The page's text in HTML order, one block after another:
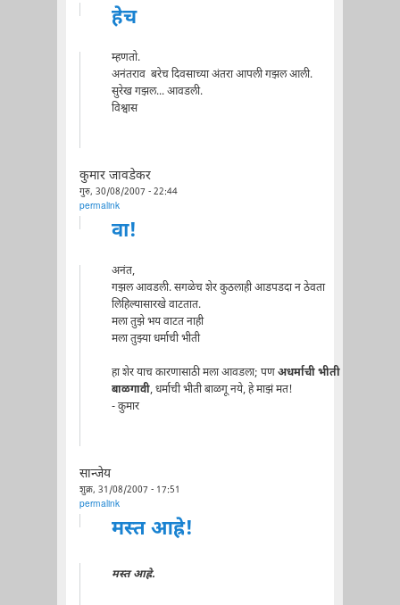
हेच
म्हणतो.
अनंतराव बरेच दिवसाच्या अंतरा आपली गझल आली.
सुरेख गझल... आवडली.
विश्वास
कुमार जावडेकर
गुरु, 30/08/2007 - 22:44
permalink
वा!
अनंत,
गझल आवडली. सगळेच शेर कुठलाही आडपडदा न ठेवता
लिहिल्यासारखे वाटतात.
मला तुझे भय वाटत नाही
मला तुझ्या धर्माची भीती
हा शेर याच कारणासाठी मला आवडला; पणअधर्माची भीती
बाळगावी, धर्माची भीती बाळगू नये, हे माझं मत!
- कुमार
सान्जेय
शुक्र, 31/08/2007 - 17:51
permalink
मस्त आह्रे!
मस्त आह्रे.